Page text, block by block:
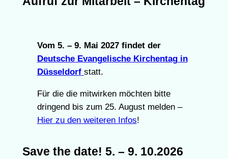
Vom 5. – 9. Mai 2027 findet der
Deutsche Evangelische Kirchentag in
Düsseldorf statt.
Für die die mitwirken möchten bitte
dringend bis zum 25. August melden –
Hier zu den weiteren Infos!
Save the date! 5. – 9. 10.2026